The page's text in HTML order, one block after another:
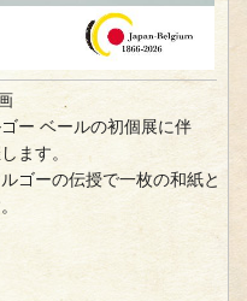
ー ベールの初個展に伴
ます。
ゴーの伝授で一枚の和紙と